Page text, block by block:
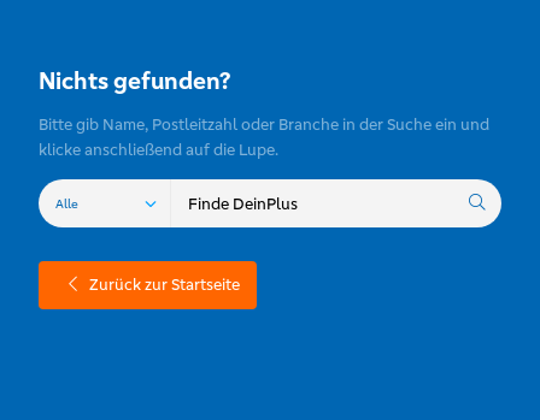
Nichts gefunden?
Bitte gib Name, Postleitzahl oder Branche in der Suche ein und
klicke anschließend auf die Lupe.
Zurück zur Startseite